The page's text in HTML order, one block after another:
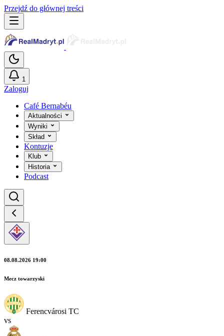
Przejdź do głównej treści
1
Zaloguj
Café Bernabéu
Aktualności
Wyniki
Skład
Kontuzje
Klub
Historia
Podcast
08.08.2026 19:00
Mecz towarzyski
Ferencvárosi TC
vs